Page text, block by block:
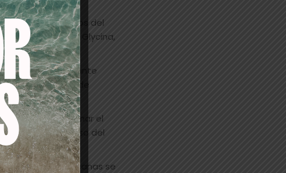
los pigmentos del
Arginina y Glycina,
con la loción oxidante
cobertura de
puntas Emulsionar el
el uso del
del 50% de canas se